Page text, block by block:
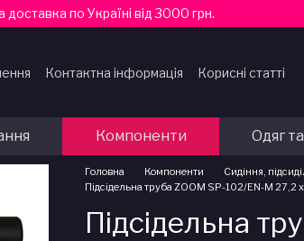
по Україні від 3000 грн.
Контактна інформація
Корисні статті
Компоненти Одяг
Головна Компоненти Сидіння,
Підсідельна труба ZOOM SP-102/EN-M
Підсідельна